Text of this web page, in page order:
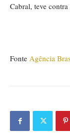
Cabral, teve
Fonte Agência